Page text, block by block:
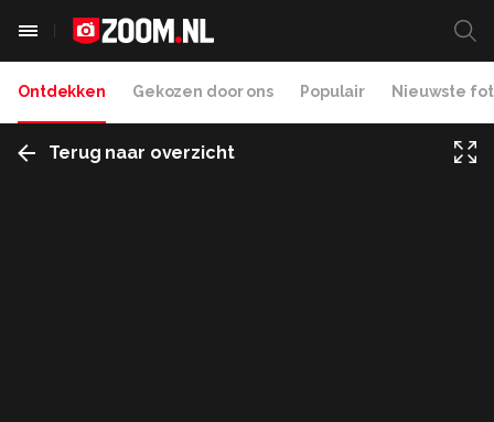
Ontdekken Gekozen door ons Populair Nieuwste
Terug naar overzicht